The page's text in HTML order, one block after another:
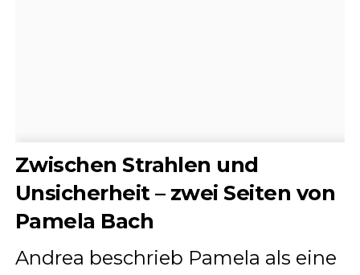
Zwischen Strahlen und
Unsicherheit – zwei Seiten von
Pamela Bach
Andrea beschrieb Pamela als eine